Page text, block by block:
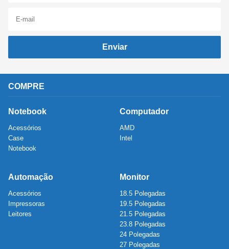
Enviar
COMPRE
Notebook
Acessórios
Case
Notebook
Computador
AMD
Intel
Automação
Acessórios
Impressoras
Leitores
Monitor
18.5 Polegadas
19.5 Polegadas
21.5 Polegadas
23.8 Polegadas
24 Polegadas
27 Polegadas